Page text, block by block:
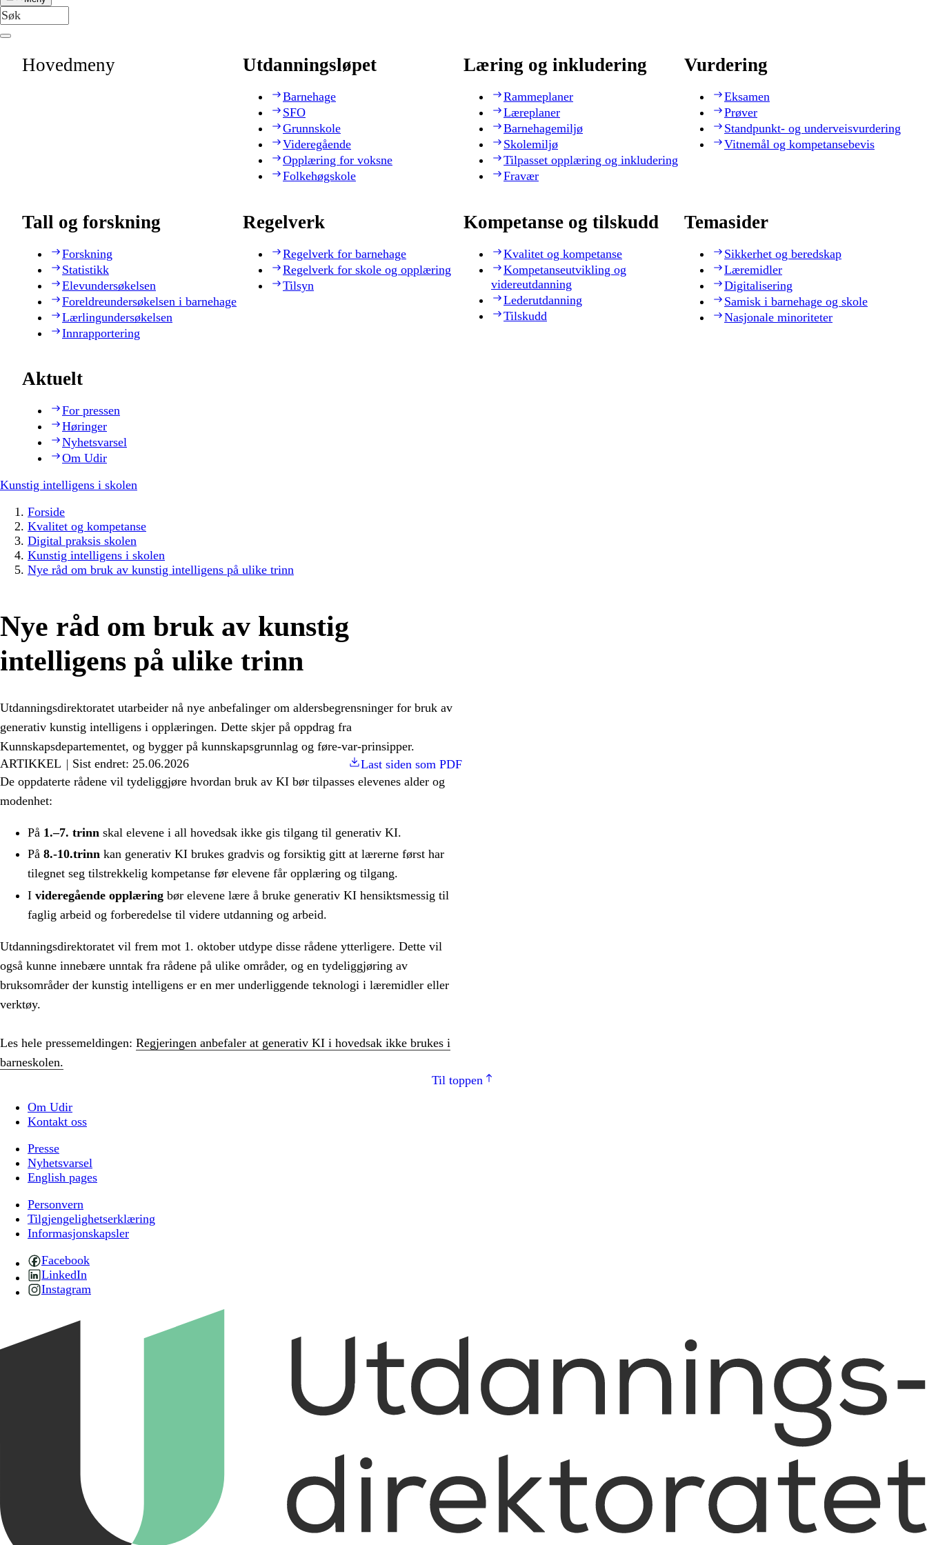
Hovedmeny Utdanningsløpet
Barnehage
SFO
Grunnskole
Videregående
Opplæring for voksne
Folkehøgskole
Læring og inkludering
Rammeplaner
Læreplaner
Barnehagemiljø
Skolemiljø
Tilpasset opplæring og inkludering
Fravær
Vurdering
Eksamen
Prøver
Standpunkt- og underveisvurdering
Vitnemål og kompetansebevis
Tall og forskning
Forskning
Statistikk
Elevundersøkelsen
Foreldreundersøkelsen i barnehage
Lærlingundersøkelsen
Innrapportering
Regelverk
Regelverk for barnehage
Regelverk for skole og opplæring
Tilsyn
Kompetanse og tilskudd
Kvalitet og kompetanse
Kompetanseutvikling og
videreutdanning
Lederutdanning
Tilskudd
Temasider
Sikkerhet og beredskap
Læremidler
Digitalisering
Samisk i barnehage og skole
Nasjonale minoriteter
Aktuelt
For pressen
Høringer
Nyhetsvarsel
Om Udir
Kunstig intelligens i skolen
Forside
Kvalitet og kompetanse
Digital praksis skolen
Kunstig intelligens i skolen
Nye råd om bruk av kunstig intelligens på ulike trinn
Nye råd om bruk av kunstig
intelligens på ulike trinn
Utdanningsdirektoratet utarbeider nå nye anbefalinger om aldersbegrensninger for bruk av
generativ kunstig intelligens i opplæringen. Dette skjer på oppdrag fra
Kunnskapsdepartementet, og bygger på kunnskapsgrunnlag og føre-var-prinsipper.
ARTIKKEL
Sist endret: 25.06.2026
Last siden som PDF
De oppdaterte rådene vil tydeliggjøre hvordan bruk av KI bør tilpasses elevenes alder og
modenhet:
På 1.–7. trinn skal elevene i all hovedsak ikke gis tilgang til generativ KI.
På 8.-10.trinn kan generativ KI brukes gradvis og forsiktig gitt at lærerne først har
tilegnet seg tilstrekkelig kompetanse før elevene får opplæring og tilgang.
I videregående opplæring bør elevene lære å bruke generativ KI hensiktsmessig til
faglig arbeid og forberedelse til videre utdanning og arbeid.
Utdanningsdirektoratet vil frem mot 1. oktober utdype disse rådene ytterligere. Dette vil
også kunne innebære unntak fra rådene på ulike områder, og en tydeliggjøring av
bruksområder der kunstig intelligens er en mer underliggende teknologi i læremidler eller
verktøy.
Les hele pressemeldingen: Regjeringen anbefaler at generativ KI i hovedsak ikke brukes i
barneskolen.
Til toppen
Om Udir
Kontakt oss
Presse
Nyhetsvarsel
English pages
Personvern
Tilgjengelighetserklæring
Informasjonskapsler
Facebook
LinkedIn
Instagram